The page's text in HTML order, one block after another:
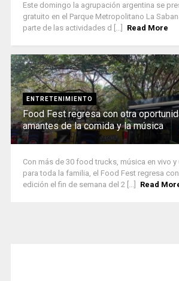
Este domingo la agrupación argentina se
gratuito en el Parque Metropolitano La
parte de las actividades d [...]
Read More
ENTRETENIMIENTO
Food Fest regresa con otra
amantes de la comida y la música
Con más de 30 food trucks, música en vivo y
para toda la familia, el Food Fest regresa
edición el fin de semana del 2 [...]
Read